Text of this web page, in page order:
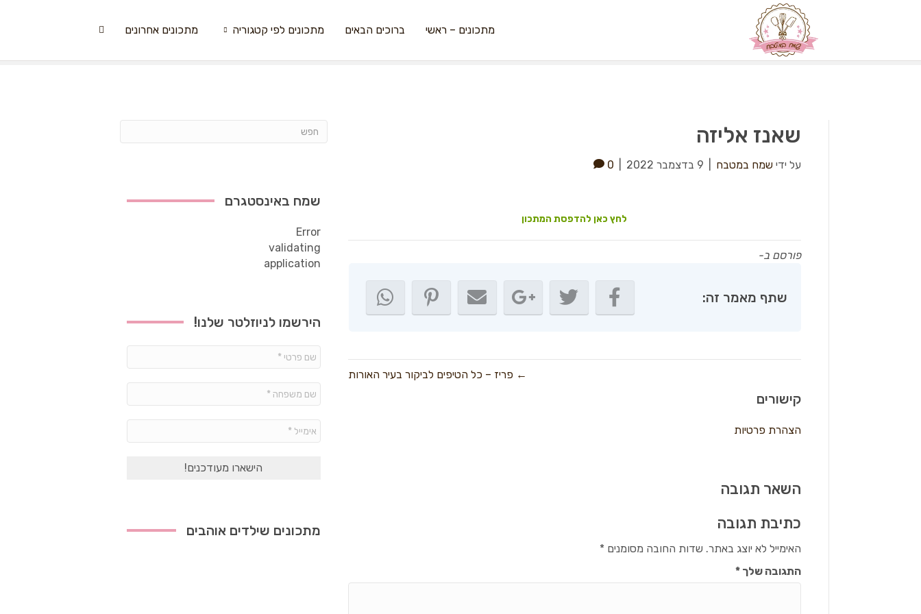
מתכונים – ראשי ברוכים הבאים מתכונים לפי קטגוריה מתכונים אחרונים
שאנז אליזה
על ידי שמח במטבח 9 בדצמבר 2022 0
לחץ כאן להדפסת המתכון
פורסם ב-
שתף מאמר זה:
← פריז – כל הטיפים לביקור בעיר האורות
קישורים
הצהרת פרטיות
השאר תגובה
כתיבת תגובה
האימייל לא יוצג באתר. שדות החובה מסומנים*
התגובה שלך*
שמח באינסטגרם
Error
validating
application
הירשמו לניוזלטר שלנו!
פרטי
משפחה
*
מתכונים שילדים אוהבים